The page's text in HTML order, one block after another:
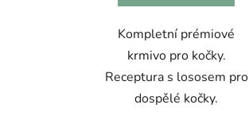
Kompletní prémiové
krmivo pro kočky.
Receptura s lososem pro
dospělé kočky.